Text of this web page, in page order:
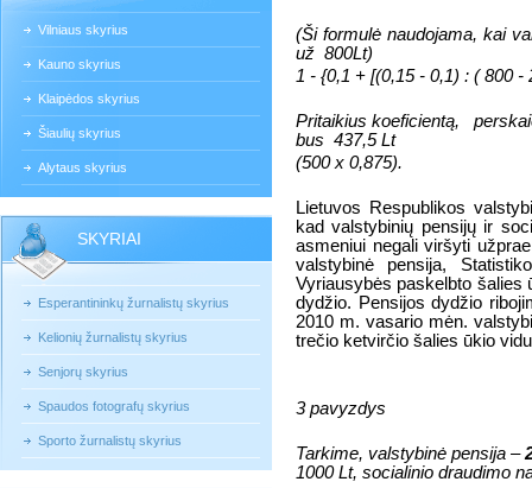
Vilniaus skyrius
Kauno skyrius
Klaipėdos skyrius
Šiaulių skyrius
Alytaus skyrius
SKYRIAI
Esperantininkų žurnalistų skyrius
Kelionių žurnalistų skyrius
Senjorų skyrius
Spaudos fotografų skyrius
Sporto žurnalistų skyrius
(Ši formulė naudojama, kai
už 800Lt)
1 - {0,1 + [(0,15 - 0,1) : ( 800 -
Pritaikius koeficientą,
bus 437,5 Lt
(500 x 0,875).
Lietuvos Respublikos
kad valstybinių pensijų ir
asmeniui negali viršyti
valstybinė pensija,
Vyriausybės paskelbto šalies
dydžio. Pensijos dydžio
2010 m. vasario mėn.
trečio ketvirčio šalies ūkio
3 pavyzdys
Tarkime, valstybinė pensija –
1000 Lt, socialinio draudimo